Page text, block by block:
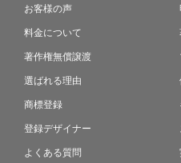
お客様の声
料金について
著作権無償譲渡
選ばれる理由
商標登録
登録デザイナー
よくある質問